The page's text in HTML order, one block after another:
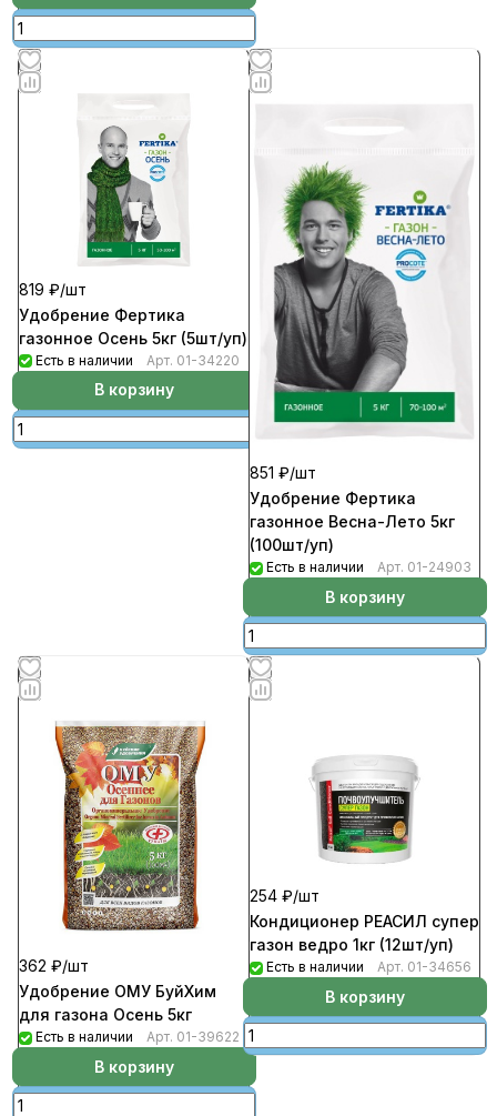
819 ₽/шт
Удобрение Фертика
газонное Осень 5кг (5шт/уп)
Есть в наличии Арт. 01-34220
В корзину
851 ₽/шт
Удобрение Фертика
газонное Весна-Лето 5кг
(100шт/уп)
Есть в наличии Арт. 01-24903
В корзину
362 ₽/шт
Удобрение ОМУ БуйХим
для газона Осень 5кг
Есть в наличии Арт. 01-39622
В корзину
254 ₽/шт
Кондиционер РЕАСИЛ супер
газон ведро 1кг (12шт/уп)
Есть в наличии Арт. 01-34656
В корзину